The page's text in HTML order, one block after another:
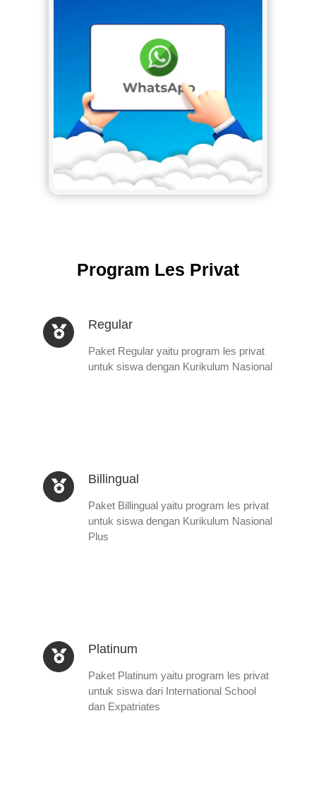
Program Les Privat
Regular
Paket Regular yaitu program les privat
untuk siswa dengan Kurikulum Nasional
Billingual
Paket Billingual yaitu program les privat
untuk siswa dengan Kurikulum Nasional
Plus
Platinum
Paket Platinum yaitu program les privat
untuk siswa dari International School
dan Expatriates